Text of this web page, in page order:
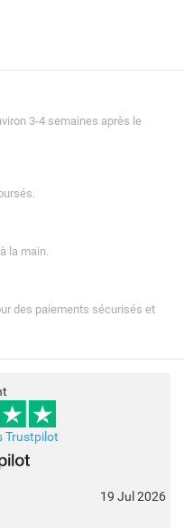
3-4 semaines après le
la main.
des paiements sécurisés et
Trustpilot
19 Jul 2026